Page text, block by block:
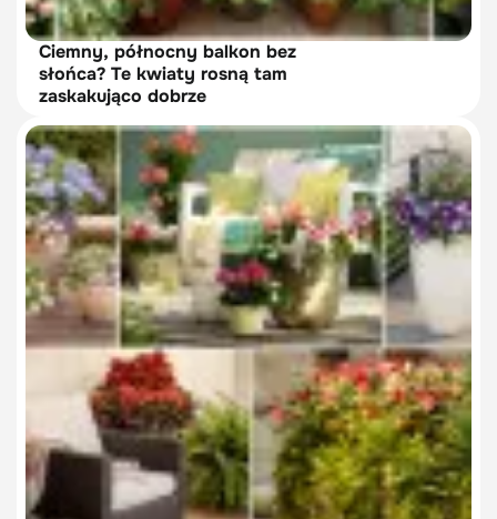
Ciemny, północny balkon bez
słońca? Te kwiaty rosną tam
zaskakująco dobrze